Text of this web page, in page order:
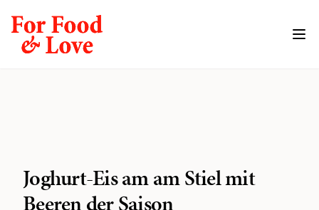
Joghurt-Eis am am Stiel mit
Beeren der Saison